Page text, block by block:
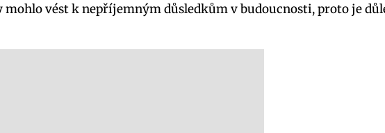
mohlo vést k nepříjemným důsledkům v budoucnosti, proto je